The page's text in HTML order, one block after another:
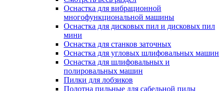
Оснастка для вибрационной
многофункциональной машины
Оснастка для дисковых пил и дисковых пил
мини
Оснастка для станков заточных
Оснастка для угловых шлифовальных машин
Оснастка для шлифовальных и
полировальных машин
Пилки для лобзиков
Полотна пильные для сабельной пилы